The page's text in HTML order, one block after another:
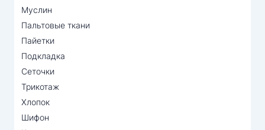
Муслин
Пальтовые ткани
Пайетки
Подкладка
Сеточки
Трикотаж
Хлопок
Шифон